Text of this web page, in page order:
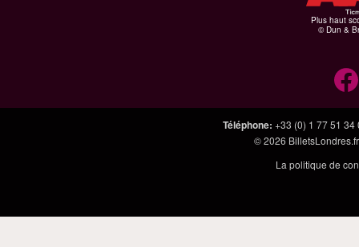
Plus haut
© Dun &
Téléphone: +33 (0) 1 77 51 34
© 2026 BilletsLondres.fr
La politique de